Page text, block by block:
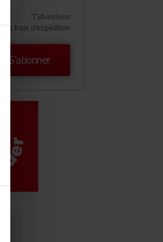
TVA incluse
hors frais d’expédition
S’abonner